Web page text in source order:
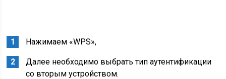
Нажимаем «WPS»,
Далее необходимо выбрать тип аутентификации
со вторым устройством.